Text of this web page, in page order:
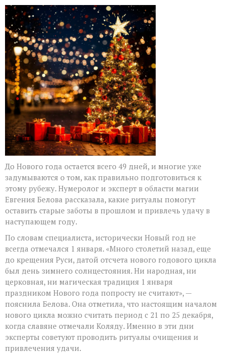
До Нового года остается всего 49 дней, и многие уже
задумываются о том, как правильно подготовиться к
этому рубежу. Нумеролог и эксперт в области магии
Евгения Белова рассказала, какие ритуалы помогут
оставить старые заботы в прошлом и привлечь удачу в
наступающем году.
По словам специалиста, исторически Новый год не
всегда отмечался 1 января. «Много столетий назад, еще
до крещения Руси, датой отсчета нового годового цикла
был день зимнего солнцестояния. Ни народная, ни
церковная, ни магическая традиция 1 января
праздником Нового года попросту не считают», —
пояснила Белова. Она отметила, что настоящим началом
нового цикла можно считать период с 21 по 25 декабря,
когда славяне отмечали Коляду. Именно в эти дни
эксперты советуют проводить ритуалы очищения и
привлечения удачи.